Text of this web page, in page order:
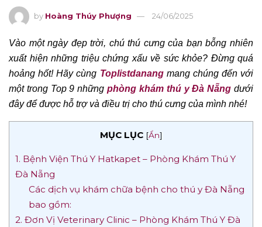
by Hoàng Thúy Phượng 24/06/2025
Vào một ngày đẹp trời, chú thú cưng của bạn bỗng nhiên
xuất hiện những triệu chứng xấu về sức khỏe? Đừng quá
hoảng hốt! Hãy cùng Toplistdanangmang chúng đến với
một trong Top 9 nhữngphòng khám thú y Đà Nẵng dưới
đây để được hỗ trợ và điều trị cho thú cưng của mình nhé!
MỤC LỤC [Ẩn]
1. Bệnh Viện Thú Y Hatkapet – Phòng Khám Thú Y
Đà Nẵng
Các dịch vụ khám chữa bệnh cho thú y Đà Nẵng
bao gồm:
2. Đơn Vị Veterinary Clinic – Phòng Khám Thú Y Đà